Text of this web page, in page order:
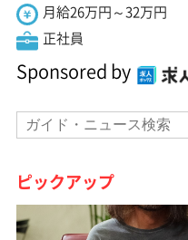
月給26万円～32万円
正社員
Sponsored by
ピックアップ